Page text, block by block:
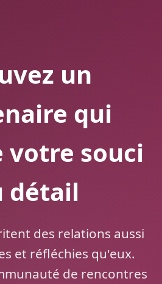
un
qui
votre souci
détail
des relations aussi
et réfléchies qu'eux.
de rencontres